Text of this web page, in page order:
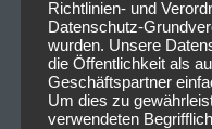
Richtlinien- und
Datenschutz-
wurden. Unsere
die Öffentlichkeit als
Geschäftspartner
Um dies zu
verwendeten